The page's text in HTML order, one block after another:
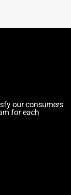
our consumers
for each